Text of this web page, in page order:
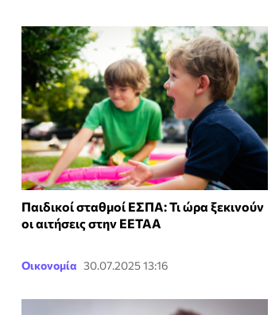
Παιδικοί σταθμοί ΕΣΠΑ: Τι ώρα ξεκινούν
οι αιτήσεις στην ΕΕΤΑΑ
Οικονομία 30.07.2025 13:16